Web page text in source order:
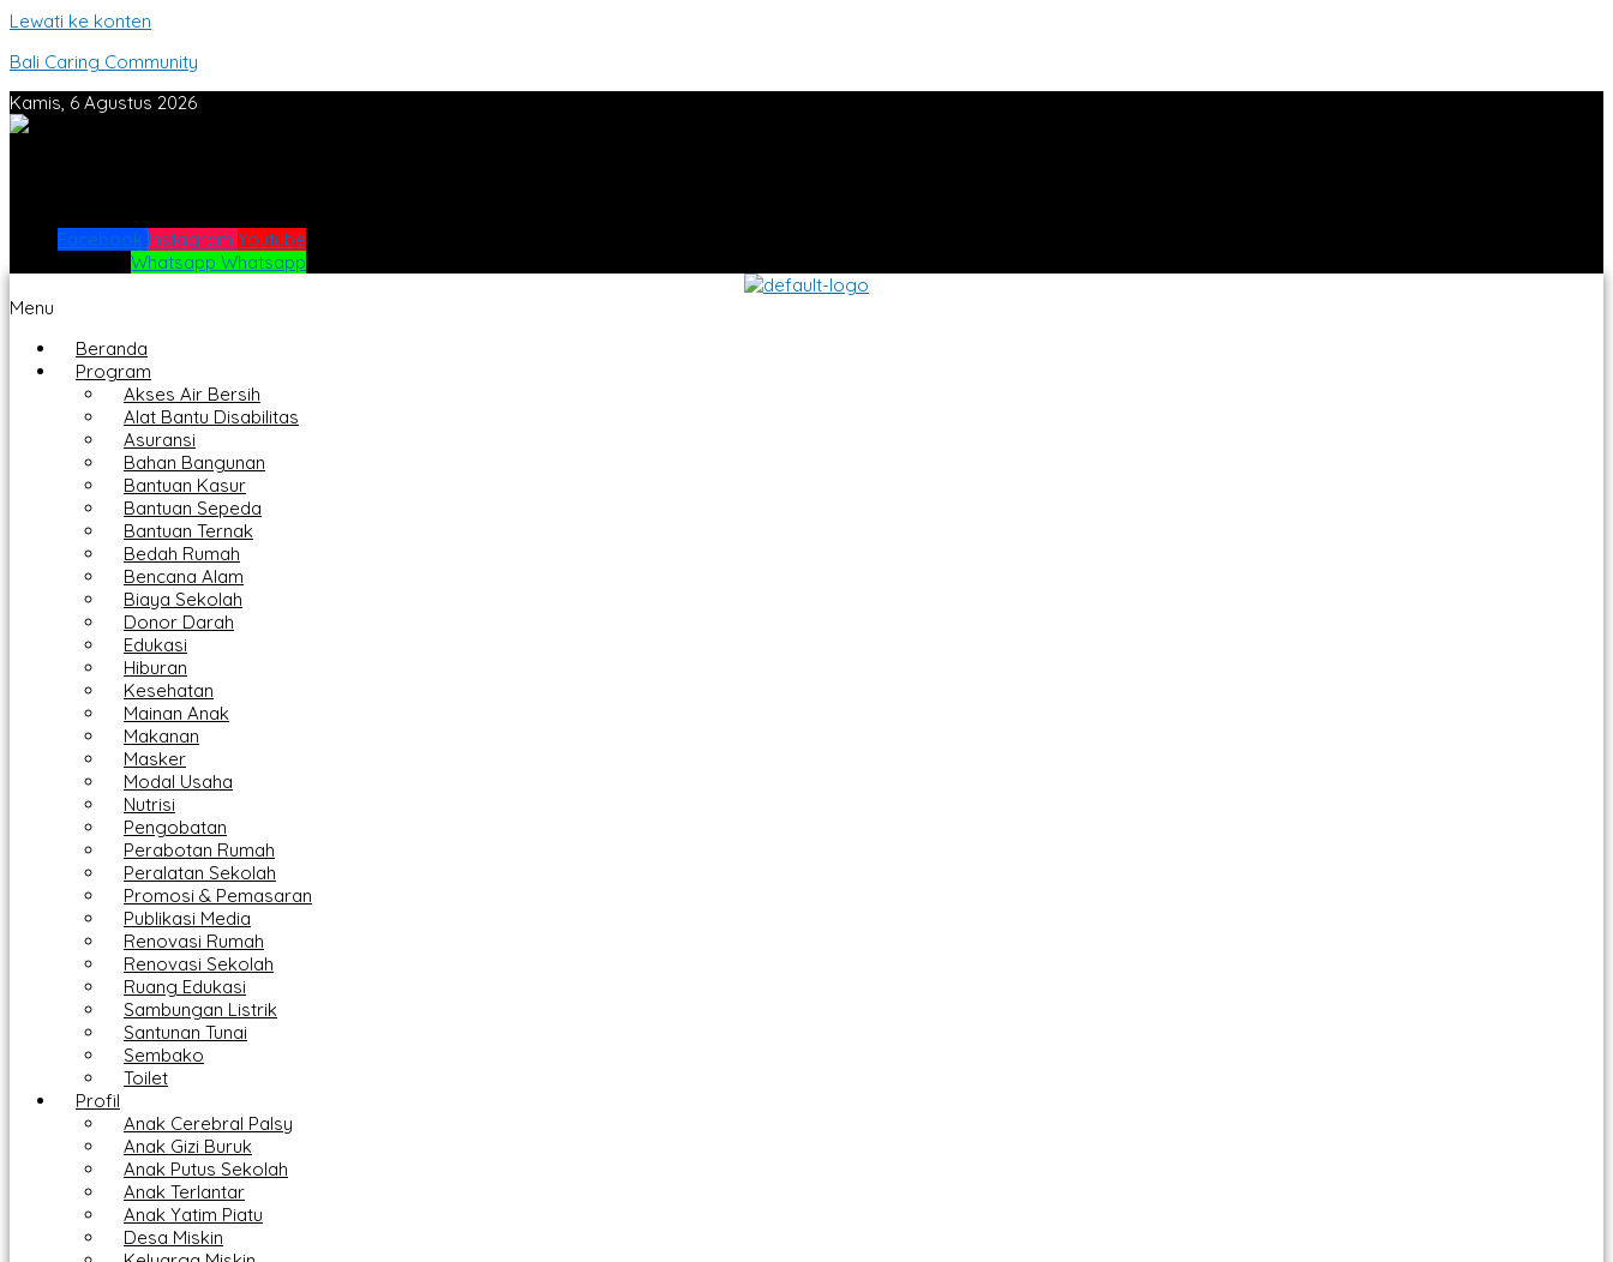
Lewati ke konten
Bali Caring Community
Kamis, 6 Agustus 2026
Facebook Instagram Youtube
Whatsapp Whatsapp
Menu
Beranda
Program
Akses Air Bersih
Alat Bantu Disabilitas
Asuransi
Bahan Bangunan
Bantuan Kasur
Bantuan Sepeda
Bantuan Ternak
Bedah Rumah
Bencana Alam
Biaya Sekolah
Donor Darah
Edukasi
Hiburan
Kesehatan
Mainan Anak
Makanan
Masker
Modal Usaha
Nutrisi
Pengobatan
Perabotan Rumah
Peralatan Sekolah
Promosi & Pemasaran
Publikasi Media
Renovasi Rumah
Renovasi Sekolah
Ruang Edukasi
Sambungan Listrik
Santunan Tunai
Sembako
Toilet
Profil
Anak Cerebral Palsy
Anak Gizi Buruk
Anak Putus Sekolah
Anak Terlantar
Anak Yatim Piatu
Desa Miskin